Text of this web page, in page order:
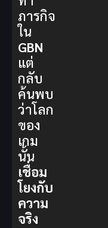
ภารกิจ
ใน
GBN
แต่
กลับ
ค้นพบ
ว่าโลก
ของ
เกม
นั้น
เชื่อม
โยงกับ
ความ
จริง